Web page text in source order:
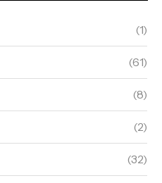
(1)
(61)
(8)
(2)
(32)